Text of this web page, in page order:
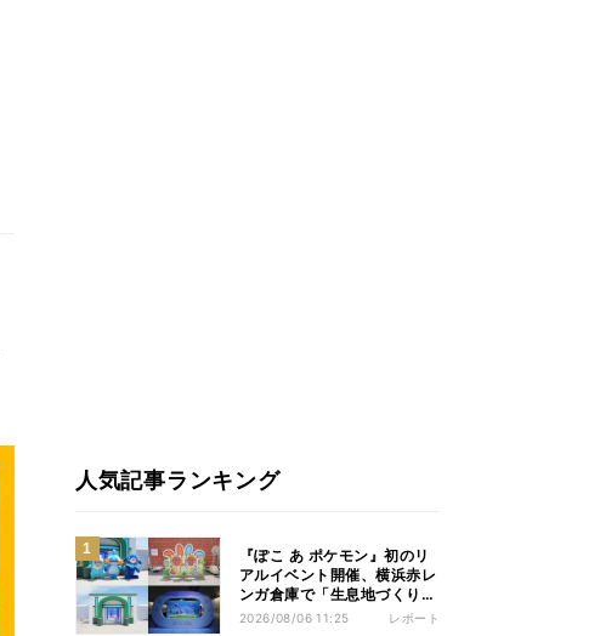
人気記事ランキング
『ぽこ あ ポケモン』初のリ
アルイベント開催、横浜赤レ
ンガ倉庫で「生息地づくり」
を体験してきた
2026/08/06 11:25 レポート